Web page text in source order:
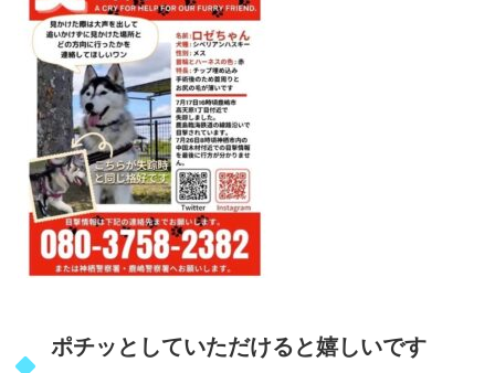
ポチッとしていただけると嬉しいです